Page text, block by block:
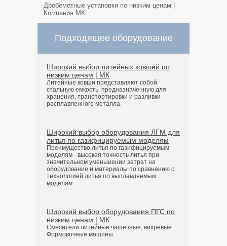
Дробеметные установки по низким ценам |
Компания МК
Подходящее оборудование
Широкий выбор литейных ковшей по
низким ценам | МК
Литейные ковши представляют собой
стальную емкость, предназначенную для
хранения, транспортировки и разливки
расплавленного металла.
Широкий выбор оборудования ЛГМ для
литья по газифицируемым моделям
Преимущество литья по газифицируемым
моделям - высокая точность литья при
значительном уменьшении затрат на
оборудование и материалы по сравнению с
технологией литья по выплавляемым
моделям.
Широкий выбор оборудования ПГС по
низким ценам | МК
Смесители литейные чашечные, вихревые.
Формовочные машины.